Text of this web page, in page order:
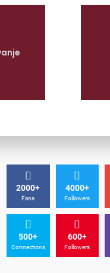
2000+
Fans
4000+
Followers
500+
Connections
600+
Followers